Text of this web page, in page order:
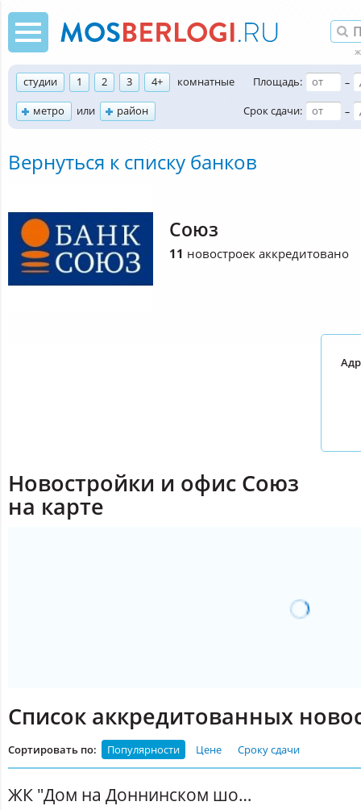
студии 1 2 3 4+
комнатные
метро
или район
Площадь:
–
Срок сдачи:
–
Вернуться к списку банков
Союз
11 новостроек аккредитовано
Новостройки и офис Союз
на карте
Список аккредитованных
Сортировать по: Популярности Цене Сроку сдачи
ЖК "Дом на Доннинском шоссе, 17" (Раменское)